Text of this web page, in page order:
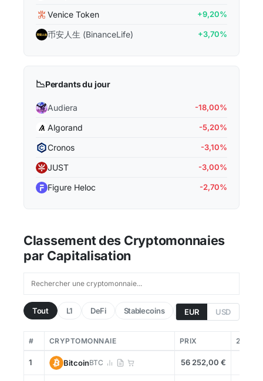
Venice Token +9,20%
币安人生 (BinanceLife) +3,70%
📉Perdants du jour
Audiera -18,00%
Algorand -5,20%
Cronos -3,10%
JUST -3,00%
Figure Heloc -2,70%
Classement des Cryptomonnaies
par Capitalisation
Tout L1 DeFi Stablecoins Meme Gagnants
EUR USD
# CRYPTOMONNAIE PRIX 24H
1 BitcoinBTC 56 252,00 €